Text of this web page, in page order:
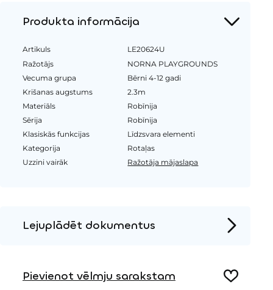
Produkta informācija
Artikuls
LE20624U
Ražotājs
NORNA PLAYGROUNDS
Vecuma grupa
Bērni 4-12 gadi
Krišanas augstums
2.3m
Materiāls
Robīnija
Sērija
Robīnija
Klasiskās funkcijas
Līdzsvara elementi
Kategorija
Rotaļas
Uzzini vairāk
Ražotāja mājaslapa
Lejuplādēt dokumentus
Pievienot vēlmju sarakstam